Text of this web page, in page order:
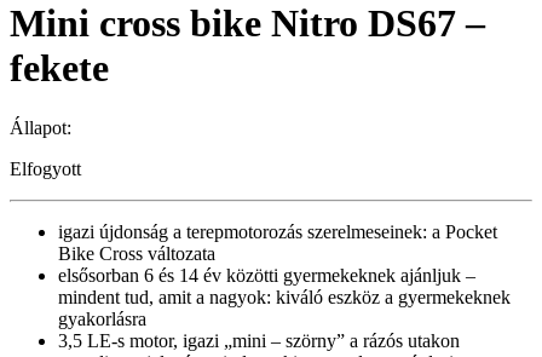
Mini cross bike Nitro DS67 –
fekete
Állapot:
Elfogyott
igazi újdonság a terepmotorozás szerelmeseinek: a Pocket
Bike Cross változata
elsősorban 6 és 14 év közötti gyermekeknek ajánljuk –
mindent tud, amit a nagyok: kiváló eszköz a gyermekeknek
gyakorlásra
3,5 LE-s motor, igazi „mini – szörny” a rázós utakon